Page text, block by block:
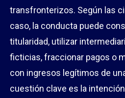
transfronterizos. Según las
caso, la conducta puede
titularidad, utilizar
ficticias, fraccionar pagos o
con ingresos legítimos de
cuestión clave es la